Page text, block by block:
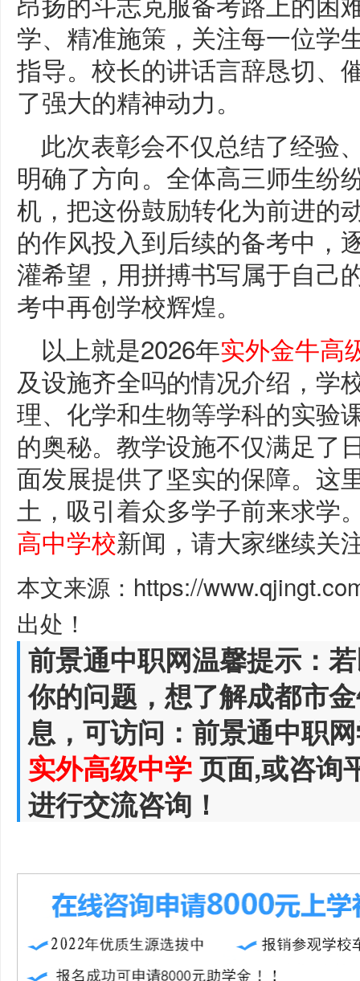
学、精准施策，关注每一位学
指导。校长的讲话言辞恳切、
了强大的精神动力。
此次表彰会不仅总结了经验
明确了方向。全体高三师生纷
机，把这份鼓励转化为前进的
的作风投入到后续的备考中，
灌希望，用拼搏书写属于自己
考中再创学校辉煌。
以上就是2026年实外金牛高
及设施齐全吗的情况介绍，学
理、化学和生物等学科的实验
的奥秘。教学设施不仅满足了
面发展提供了坚实的保障。这
土，吸引着众多学子前来求学
高中学校新闻，请大家继续关
本文来源：https://
出处！
前景通中职网温馨提示：
你的问题，想了解成都市
息，可访问：前景通中职
实外高级中学页面,或咨询
进行交流咨询！